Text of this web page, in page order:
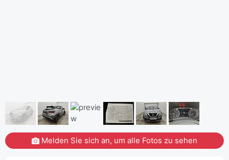
Melden Sie sich an, um alle Fotos zu sehen